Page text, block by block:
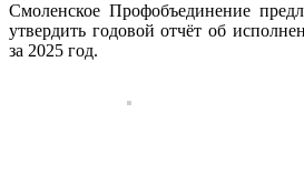
Смоленское Профобъединение
утвердить годовой отчёт об
за 2025 год.